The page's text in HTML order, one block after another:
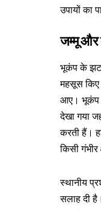
उपायों का
जम्मू और
भूकंप के
महसूस किए
आए। भूकंप
देखा गया
करती हैं।
किसी गंभीर
स्थानीय
सलाह दी